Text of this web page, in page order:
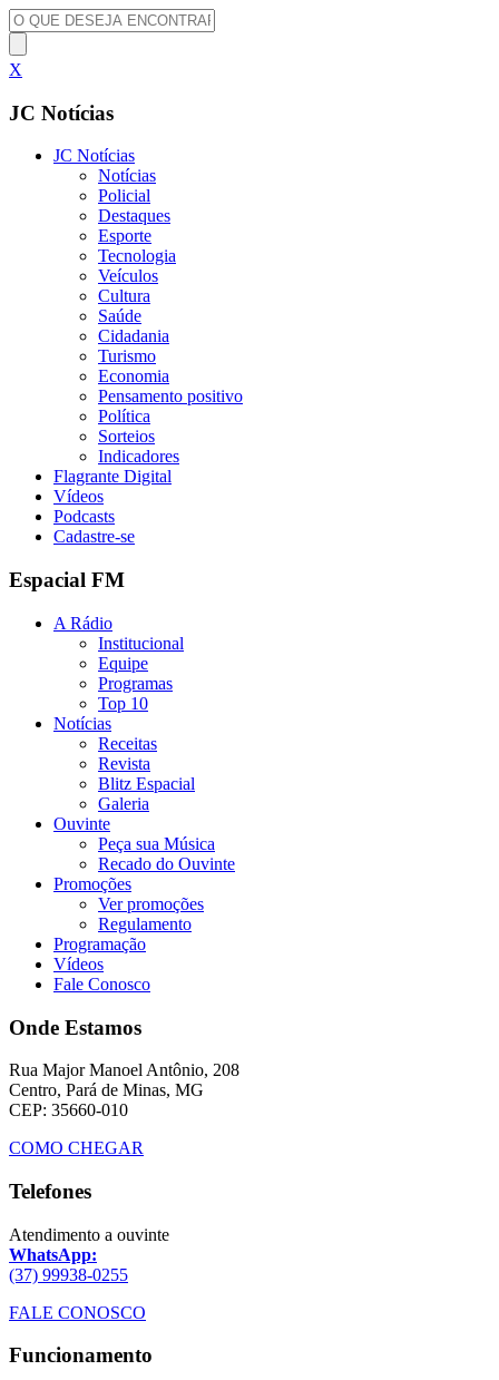
X
JC Notícias
JC Notícias
Notícias
Policial
Destaques
Esporte
Tecnologia
Veículos
Cultura
Saúde
Cidadania
Turismo
Economia
Pensamento positivo
Política
Sorteios
Indicadores
Flagrante Digital
Vídeos
Podcasts
Cadastre-se
Espacial FM
A Rádio
Institucional
Equipe
Programas
Top 10
Notícias
Receitas
Revista
Blitz Espacial
Galeria
Ouvinte
Peça sua Música
Recado do Ouvinte
Promoções
Ver promoções
Regulamento
Programação
Vídeos
Fale Conosco
Onde Estamos
Rua Major Manoel Antônio, 208
Centro, Pará de Minas, MG
CEP: 35660-010
COMO CHEGAR
Telefones
Atendimento a ouvinte
WhatsApp:
(37) 99938-0255
FALE CONOSCO
Funcionamento